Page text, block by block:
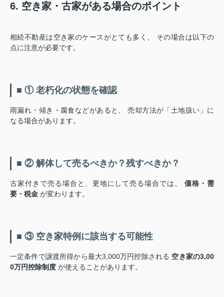
6. 空き家・古家がある場合のポイント
相続不動産は空き家のケースがとても多く、 その場合は以下の
点に注意が必要です。
■ ① 老朽化の状態を確認
雨漏れ・傾き・腐食などがあると、 売却方法が「土地扱い」に
なる場合があります。
■ ② 解体して売るべきか？残すべきか？
古家付きで売る場合と、更地にして売る場合では、価格・需
要・税金 が変わります。
■ ③ 空き家特例に該当する可能性
一定条件で譲渡所得から最大3,000万円控除される 空き家の3,00
0万円控除制度 が使えることがあります。